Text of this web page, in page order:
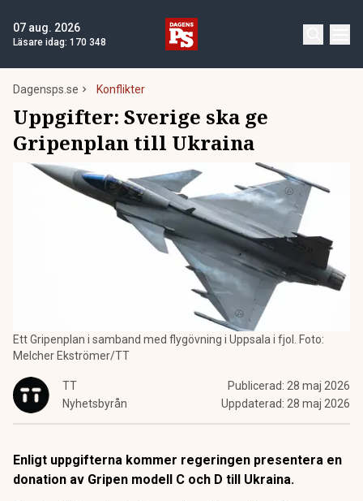
07 aug. 2026
Läsare idag: 170 348
Dagensps.se Konflikter
Uppgifter: Sverige ska ge
Gripenplan till Ukraina
Ett Gripenplan i samband med flygövning i Uppsala i fjol. Foto:
Melcher Ekströmer/TT
TT
Nyhetsbyrån
Publicerad: 28 maj 2026
Uppdaterad: 28 maj 2026
Enligt uppgifterna kommer regeringen presentera en
donation av Gripen modell C och D till Ukraina.